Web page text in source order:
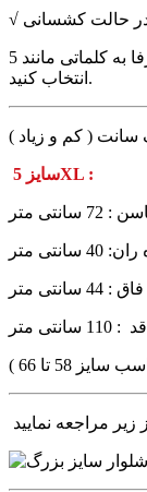
در حالت کشسانی
برای انتخاب سایز صرفا به کلماتی مانند 5XL اکتفا نکنید چرا که5XL یک محصول با محصول دیگر ممکن است متفاوت باشد. بلکه بر اساس راهنمای سایزبندی و اندازه های درج شده در زیر
انتخاب کنید.
سانت ( کم و زیاد )
سایز 5XL :
متر
40 سانتی متر
فاق : 44 سانتی متر
قد : 110 سانتی متر